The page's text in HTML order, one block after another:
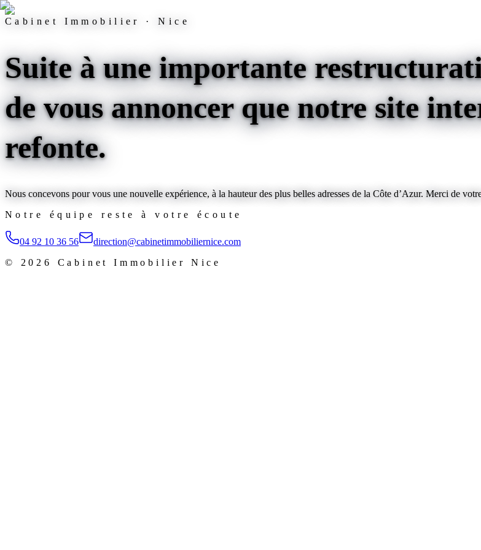
Cabinet Immobilier · Nice
Suite à une importante
de vous annoncer que notre site
refonte.
Nous concevons pour vous une nouvelle expérience, à la hauteur des plus belles adresses de la Côte d’Azur. Merci de
Notre équipe reste à votre écoute
04 92 10 36 56
direction@cabinetimmobiliernice.com
© 2026 Cabinet Immobilier Nice